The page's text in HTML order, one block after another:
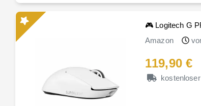
🎮 Logitech G
Amazon
119,90 €